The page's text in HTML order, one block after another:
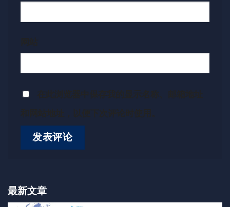
最新文章